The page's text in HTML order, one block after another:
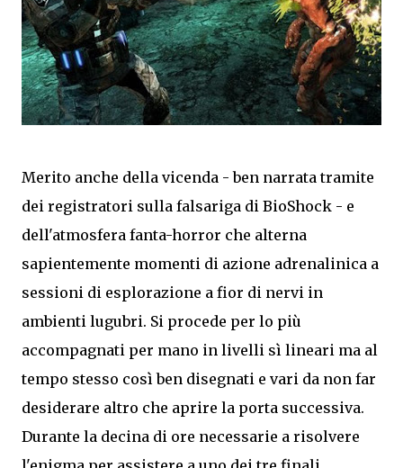
Merito anche della vicenda - ben narrata tramite
dei registratori sulla falsariga di BioShock - e
dell'atmosfera fanta-horror che alterna
sapientemente momenti di azione adrenalinica a
sessioni di esplorazione a fior di nervi in
ambienti lugubri. Si procede per lo più
accompagnati per mano in livelli sì lineari ma al
tempo stesso così ben disegnati e vari da non far
desiderare altro che aprire la porta successiva.
Durante la decina di ore necessarie a risolvere